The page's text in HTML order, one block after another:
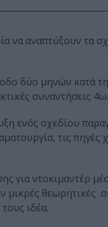
να αναπτύξουν τα
δύο μηνών κατά
συναντήσεις
ενός σχεδίου
τις πηγές
για ντοκιμαντέρ
μικρές θεωρητικές
ιδέα.